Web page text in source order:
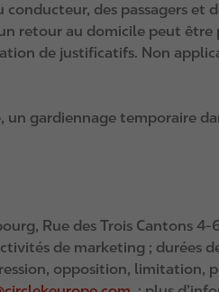
des passagers et
retour au domicile peut être
de justificatifs. Non
un gardiennage temporaire
Rue des Trois Cantons
de marketing ; durées
opposition, limitation,